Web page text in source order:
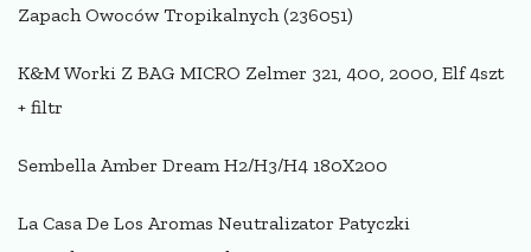
Zapach Owoców Tropikalnych (236051)
K&M Worki Z BAG MICRO Zelmer 321, 400, 2000, Elf 4szt
+ filtr
Sembella Amber Dream H2/H3/H4 180X200
La Casa De Los Aromas Neutralizator Patyczki